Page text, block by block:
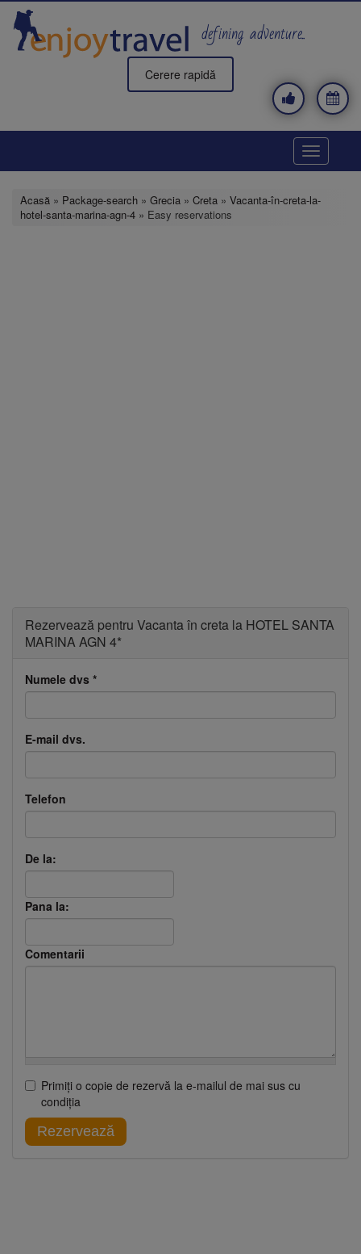
Mergi
conţinutul
principal
defining adventure..
Cerere rapidă
Toggle
Acasă » Package-search » Grecia » Creta » Vacanta-în-creta-la-
hotel-santa-marina-agn-4 » Easy reservations
Ascundere
Rezervează pentru Vacanta în creta la HOTEL SANTA
MARINA AGN 4*
Numele dvs *
E-mail dvs.
Telefon
De la:
Pana la:
Comentarii
Primiţi o copie de rezervă la e-mailul de mai sus cu
condiţia
Rezervează